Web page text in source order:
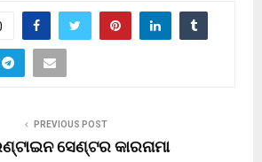
PREVIOUS POST
ସେଣ୍ଟର କାରନାମା